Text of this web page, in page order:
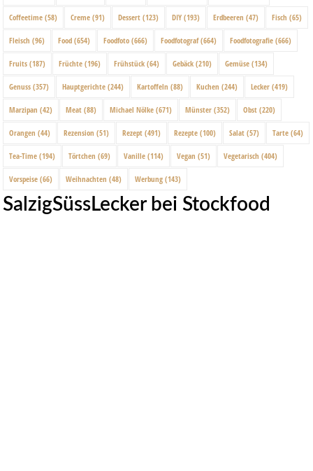
Coffeetime (58) Creme (91) Dessert (123) DIY (193) Erdbeeren (47) Fisch (65)
Fleisch (96) Food (654) Foodfoto (666) Foodfotograf(664) Foodfotografie (666)
Fruits (187) Früchte (196) Frühstück (64) Gebäck (210) Gemüse (134)
Genuss (357) Hauptgerichte (244) Kartoffeln (88) Kuchen (244) Lecker (419)
Marzipan (42) Meat (88) Michael Nölke (671) Münster (352) Obst (220)
Orangen (44) Rezension (51) Rezept (491) Rezepte (100) Salat (57) Tarte (64)
Tea-Time (194) Törtchen (69) Vanille (114) Vegan (51) Vegetarisch (404)
Vorspeise (66) Weihnachten (48) Werbung (143)
SalzigSüssLecker bei Stockfood